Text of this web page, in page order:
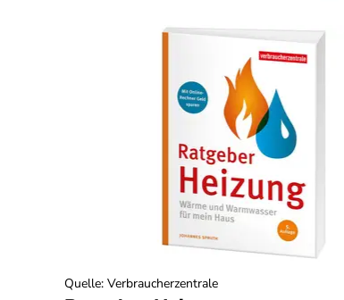
Quelle: Verbraucherzentrale